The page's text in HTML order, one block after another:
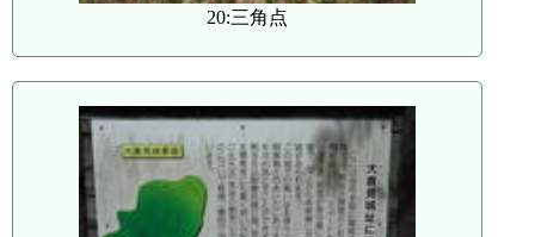
20:三角点